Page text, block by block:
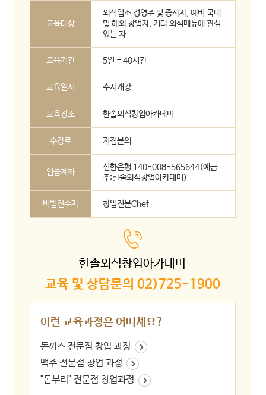
교육대상
외식업소 경영주 및 종사자, 예비 국내
및 해외 창업자, 기타 외식메뉴에 관심
있는 자
교육기간 5일 - 40시간
교육일시 수시개강
교육장소 한솔외식창업아카데미
수강료 지점문의
입금계좌
신한은행 140-008-565644(예금
주:한솔외식창업아카데미)
비법전수자 창업전문Chef
한솔외식창업아카데미
교육 및 상담문의 02)725-1900
이런 교육과정은 어떠세요?
돈까스 전문점 창업 과정
맥주 전문점 창업 과정
"돈부리" 전문점 창업과정